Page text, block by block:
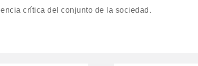
crítica del conjunto de la sociedad.